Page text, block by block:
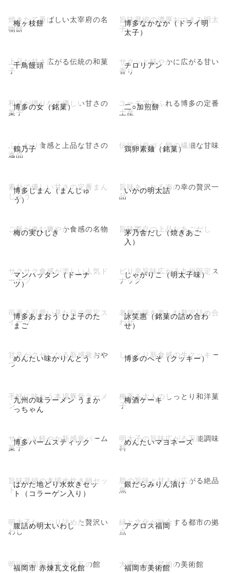
梅ヶ枝餅
焼きたて香ばしい太宰府の名
物餅
博多なかなか（ドライ明
太子）
旨味凝縮の濃厚おつまみ明太
子
千鳥饅頭
上品な甘さ広がる伝統の和菓
子
チロリアン
サクッと軽やかに広がる甘い
香り
博多の女（銘菓）
和洋が織りなす優しい甘さの
菓子
二○加煎餅
ユーモアあふれる博多の定番
土産
鶴乃子
ふんわり食感と上品な甘さの
逸品
鶏卵素麺（銘菓）
伝統が息づく卵の繊細な甘味
博多じまん（まんじゅ
う）
素朴で優しい甘さの定番まん
じゅう
いかの明太詰
旨味あふれる海の幸の贅沢一
品
梅の実ひじき
ご飯が進む爽やか食感の名物
茅乃舎だし（焼きあご
入）
旨味際立つ上品なあごだし
マンハッタン（ドーナ
ツ）
サクサク食感が楽しい人気ド
ーナツ
じゃがりこ（明太子味）
ピリ辛旨味広がる九州限定ス
ナック
博多あまおう ひよ子のた
まご
苺香る可愛い見た目の限定ス
イーツ
詠笑惠（銘菓の詰め合わ
せ）
老舗の味を楽しむ贅沢詰め合
わせ
めんたい味かりんとう
甘辛がクセになる新感覚おや
つ
博多のへそ（クッキー）
しっとり新食感の生クッキー
九州の味ラーメン うまか
っちゃん
手軽に味わう本場豚骨ラーメ
ン
梅酒ケーキ
梅香る大人のしっとり和洋菓
子
博多バームスティック
サクッと軽やか新感覚バーム
菓子
めんたいマヨネーズ
明太子の旨味広がる万能調味
料
はかた地どり水炊きセッ
ト（コラーゲン入り）
旨味凝縮の本場水炊き鍋セッ
ト
銀だらみりん漬け
脂の旨味と甘みが広がる絶品
魚
腹詰め明太いわし
明太子たっぷり詰めた贅沢い
わし
アクロス福岡
緑と文化が融合する都市の拠
点
福岡市 赤煉瓦文化館
明治の面影残す赤煉瓦の館 福岡市美術館
大濠に佇む芸術の美術館